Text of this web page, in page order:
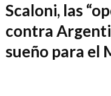
Scaloni, las
contra
sueño para el